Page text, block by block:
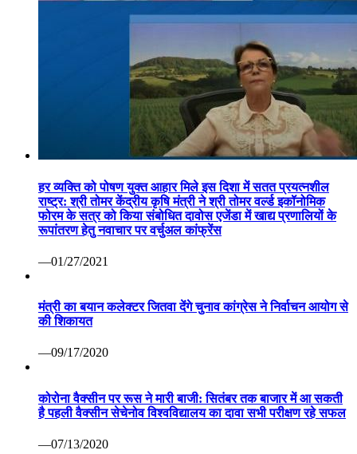
हर व्यक्ति को पोषण युक्त आहार मिले इस दिशा में सतत प्रयत्नशील
राष्ट्र: श्री तोमर केंद्रीय कृषि मंत्री ने श्री तोमर वर्ल्ड इकॉनोमिक
फोरम के सत्र को किया संबोधित दावोस एजेंडा में खाद्य प्रणालियों के
रूपांतरण हेतु नवाचार पर वर्चुअल कांफ्रेंस
—01/27/2021
मंत्री का बयान कलेक्टर जितवा देंगे चुनाव कांग्रेस ने निर्वाचन आयोग से
की शिकायत
—09/17/2020
कोरोना वैक्सीन पर रूस ने मारी बाजी: सितंबर तक बाजार में आ सकती
है पहली वैक्सीन सेचेनोव विश्वविद्यालय का दावा सभी परीक्षण रहे सफल
—07/13/2020